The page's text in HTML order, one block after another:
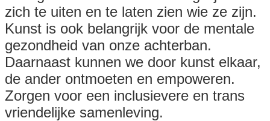
zich te uiten en te laten zien wie ze zijn.
Kunst is ook belangrijk voor de mentale
gezondheid van onze achterban.
Daarnaast kunnen we door kunst elkaar,
de ander ontmoeten en empoweren.
Zorgen voor een inclusievere en trans
vriendelijke samenleving.